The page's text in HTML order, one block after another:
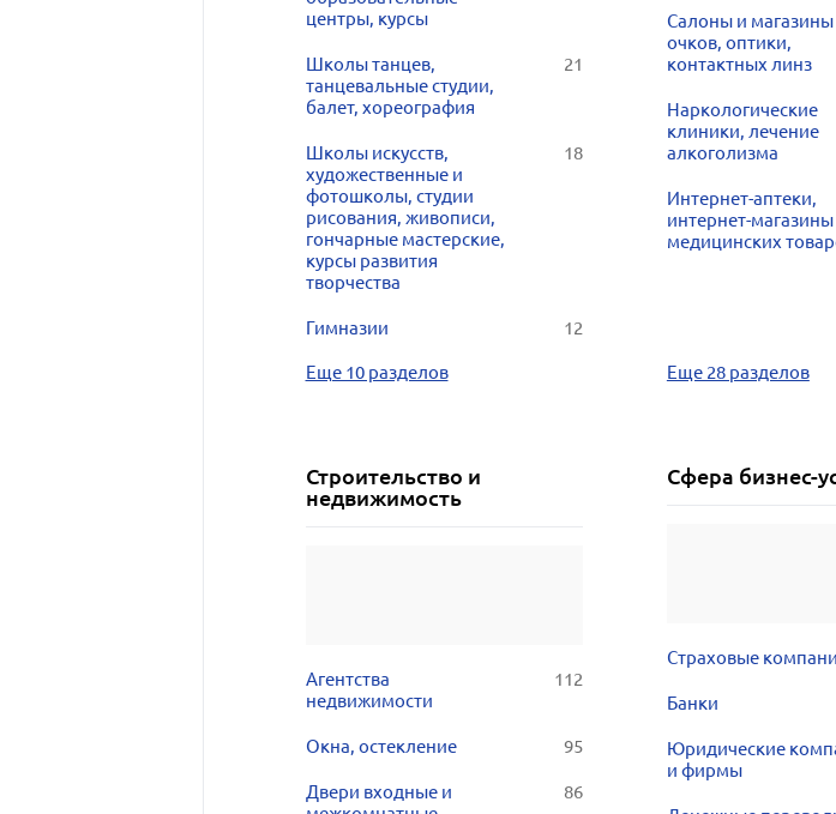
центры, курсы
Школы танцев,
танцевальные студии,
балет, хореография
21
Школы искусств,
художественные и
фотошколы, студии
рисования, живописи,
гончарные мастерские,
курсы развития
творчества
18
Гимназии 12
Еще 10 разделов
Салоны и магазины
очков, оптики,
контактных линз
Наркологические
клиники, лечение
алкоголизма
Интернет-аптеки,
интернет-магазины
медицинских
Еще 28 разделов
Строительство и
недвижимость
Агентства
недвижимости
112
Окна, остекление 95
Двери входные и
86
Сфера бизнес-
Страховые
Банки
Юридические
и фирмы